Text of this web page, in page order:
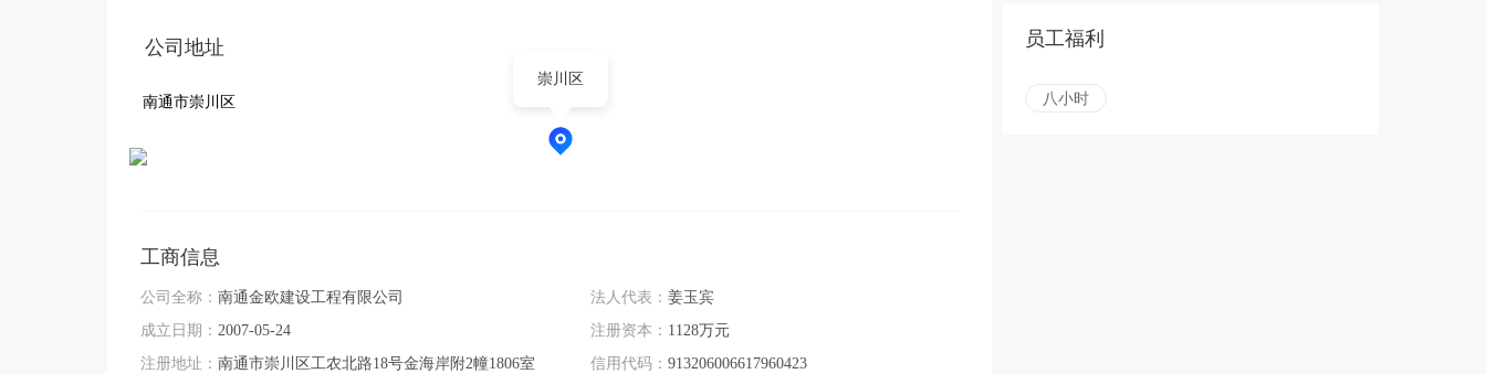
公司地址
南通市崇川区
崇川区
工商信息
公司全称： 南通金欧建设工程有限公司
成立日期： 2007-05-24
注册地址： 南通市崇川区工农北路18号金海岸附2幢1806室
法人代表： 姜玉宾
注册资本： 1128万元
信用代码： 913206006617960423
员工福利
八小时